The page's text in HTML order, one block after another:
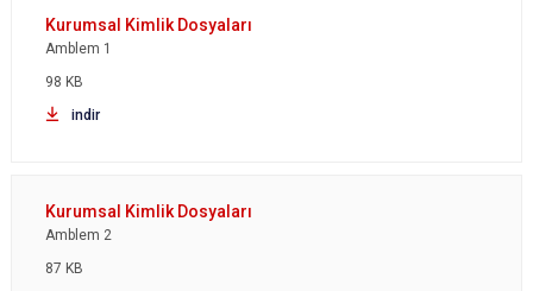
Amblem 1
98 KB
indir
Amblem 2
87 KB